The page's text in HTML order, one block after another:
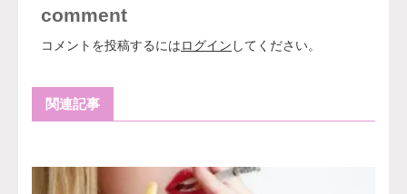
comment
コメントを投稿するにはログイン してください。
関連記事